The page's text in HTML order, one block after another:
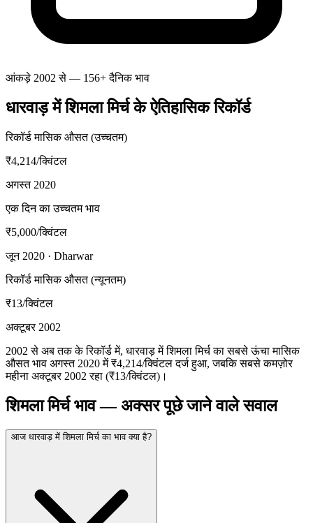
आंकड़े 2002 से — 156+ दैनिक भाव
धारवाड़ में शिमला मिर्च के ऐतिहासिक रिकॉर्ड
रिकॉर्ड मासिक औसत (उच्चतम)
₹4,214/क्विंटल
अगस्त 2020
एक दिन का उच्चतम भाव
₹5,000/क्विंटल
जून 2020 · Dharwar
रिकॉर्ड मासिक औसत (न्यूनतम)
₹13/क्विंटल
अक्टूबर 2002
2002 से अब तक के रिकॉर्ड में, धारवाड़ में शिमला मिर्च का सबसे ऊंचा मासिक
औसत भाव अगस्त 2020 में ₹4,214/क्विंटल दर्ज हुआ, जबकि सबसे कमज़ोर
महीना अक्टूबर 2002 रहा (₹13/क्विंटल)।
शिमला मिर्च भाव — अक्सर पूछे जाने वाले सवाल
आज धारवाड़ में शिमला मिर्च का भाव क्या है?